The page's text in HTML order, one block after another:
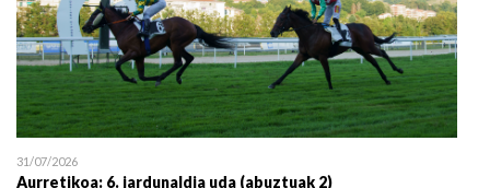
31/07/2026
Aurretikoa: 6. jardunaldia uda (abuztuak 2)